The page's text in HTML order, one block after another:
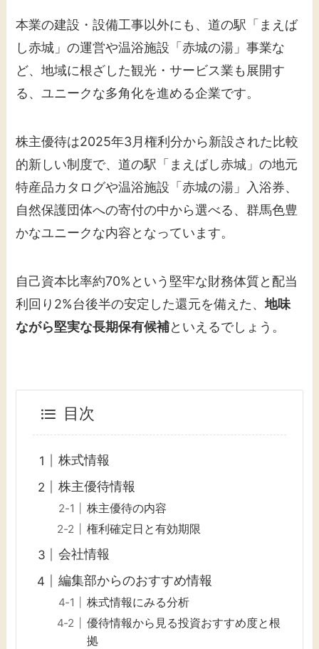
本業の建設・設備工事以外にも、道の駅「まえば
し赤城」の運営や温浴施設「赤城の湯」事業な
ど、地域に根ざした観光・サービス業も展開す
る、ユニークな多角化を進める企業です。
株主優待は2025年3月権利分から新設された比較
的新しい制度で、道の駅「まえばし赤城」の地元
特産品カタログや温浴施設「赤城の湯」入浴券、
自然保護団体への寄付の中から選べる、群馬色豊
かなユニークな内容となっています。
自己資本比率約70%という堅牢な財務体質と配当
利回り2%台後半の安定した還元を備えた、地味
ながら堅実な長期保有候補といえるでしょう。
目次
株式情報
株主優待情報
株主優待の内容
権利確定日と有効期限
会社情報
編集部からのおすすめ情報
株式情報にみる分析
優待情報から見る投資おすすめ度と根
拠